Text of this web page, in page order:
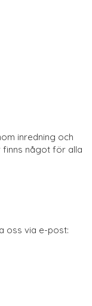
inredning och
finns något för alla
oss via e-post: